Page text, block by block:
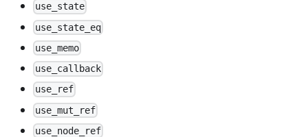
use_state
use_state_eq
use_memo
use_callback
use_ref
use_mut_ref
use_node_ref